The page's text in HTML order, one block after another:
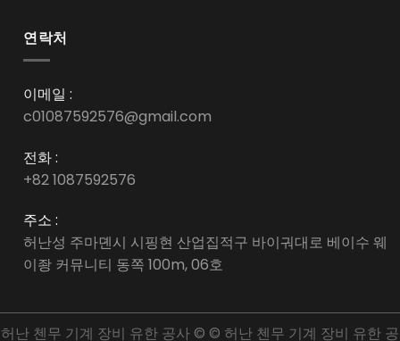
연락처
이메일 :
c01087592576@gmail.com
전화 :
+82 1087592576
주소 :
허난성 주마뎬시 시핑현 산업집적구 바이궈대로 베이수 웨
이좡 커뮤니티 동쪽 100m, 06호
허난 첸무 기계 장비 유한 공사 © © 허난 첸무 기계 장비 유한 공